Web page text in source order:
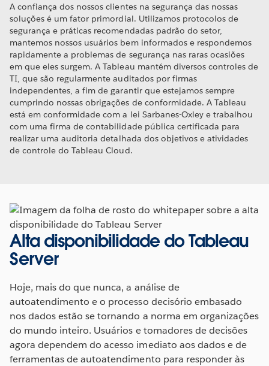
A confiança dos nossos clientes na segurança das nossas
soluções é um fator primordial. Utilizamos protocolos de
segurança e práticas recomendadas padrão do setor,
mantemos nossos usuários bem informados e respondemos
rapidamente a problemas de segurança nas raras ocasiões
em que eles surgem. A Tableau mantém diversos controles de
TI, que são regularmente auditados por firmas
independentes, a fim de garantir que estejamos sempre
cumprindo nossas obrigações de conformidade. A Tableau
está em conformidade com a lei Sarbanes-Oxley e trabalhou
com uma firma de contabilidade pública certificada para
realizar uma auditoria detalhada dos objetivos e atividades
de controle do Tableau Cloud.
Alta disponibilidade do Tableau
Server
Hoje, mais do que nunca, a análise de
autoatendimento e o processo decisório embasado
nos dados estão se tornando a norma em organizações
do mundo inteiro. Usuários e tomadores de decisões
agora dependem do acesso imediato aos dados e de
ferramentas de autoatendimento para responder às